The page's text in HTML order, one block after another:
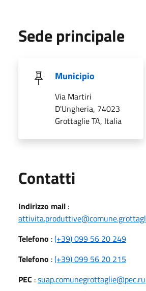
Sede principale
Municipio
Via Martiri
D'Ungheria, 74023
Grottaglie TA, Italia
Contatti
Indirizzo mail :
Telefono :(+39) 099 56 20 249
Telefono :(+39) 099 56 20 215
PEC :